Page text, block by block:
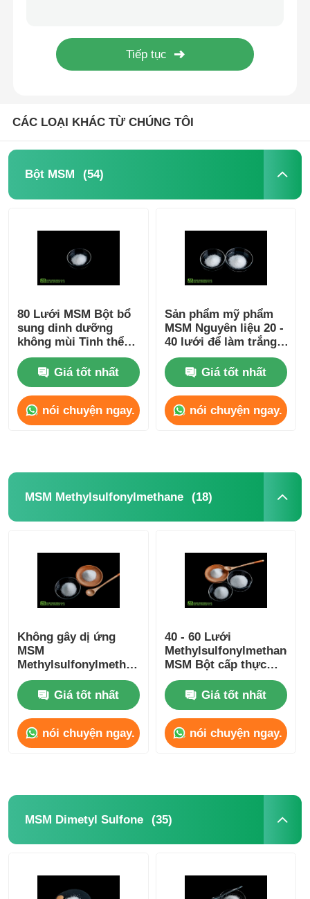
MSM bán buôn
bổ sung MSM
MSM Glucosamin Chondroitin
Bột tóc MSM
tinh thể MSM tinh khiết
CÁC LOẠI KHÁC TỪ CHÚNG TÔI
Bột MSM (54)
80 Lưới MSM Bột bổ
sung dinh dưỡng
không mùi Tinh thể
trắng
Giá tốt nhất
nói chuyện ngay.
Sản phẩm mỹ phẩm
MSM Nguyên liệu 20 -
40 lưới để làm trắng
da
Giá tốt nhất
nói chuyện ngay.
MSM Methylsulfonylmethane (18)
Không gây dị ứng
MSM
Methylsulfonylmethane
0,5% Chống đóng
bánh Không chiếu xạ
Giá tốt nhất
nói chuyện ngay.
40 - 60 Lưới
Methylsulfonylmethane
MSM Bột cấp thực
phẩm chay
Giá tốt nhất
nói chuyện ngay.
MSM Dimetyl Sulfone (35)